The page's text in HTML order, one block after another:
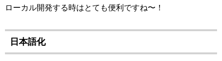
ローカル開発する時はとても便利ですね〜！
日本語化